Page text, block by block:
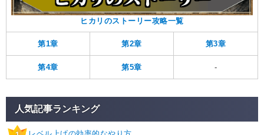
ヒカリのストーリー攻略一覧
第1章 第2章 第3章
第4章 第5章 -
人気記事ランキング